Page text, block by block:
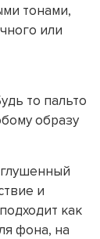
тонами,
или
то пальто
образу
и
как
фона, на